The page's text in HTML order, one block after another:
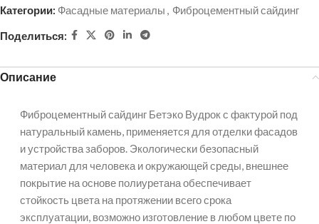
Категории: Фасадные материалы , Фиброцементный сайдинг
Поделиться:
Описание
Фиброцементный сайдинг Бетэко Вудрок с фактурой под
натуральный камень, применяется для отделки фасадов
и устройства заборов. Экологически безопасный
материал для человека и окружающей среды, внешнее
покрытие на основе полиуретана обеспечивает
стойкость цвета на протяжении всего срока
эксплуатации, возможно изготовление в любом цвете по